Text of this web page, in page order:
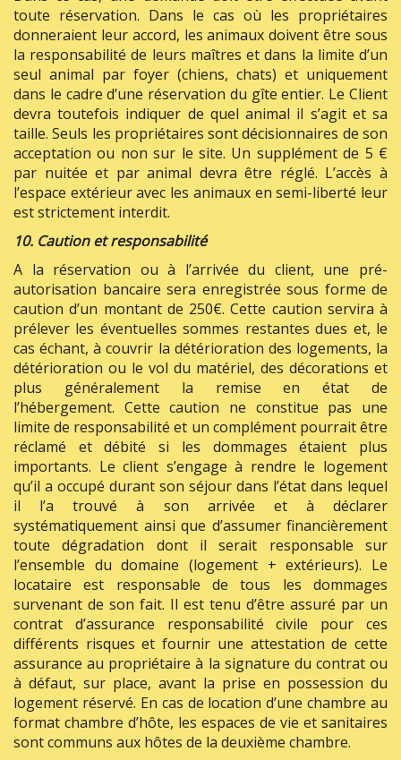
toute réservation. Dans le cas où les propriétaires
donneraient leur accord, les animaux doivent être sous
la responsabilité de leurs maîtres et dans la limite d’un
seul animal par foyer (chiens, chats) et uniquement
dans le cadre d’une réservation du gîte entier. Le Client
devra toutefois indiquer de quel animal il s’agit et sa
taille. Seuls les propriétaires sont décisionnaires de son
acceptation ou non sur le site. Un supplément de 5 €
par nuitée et par animal devra être réglé. L’accès à
l’espace extérieur avec les animaux en semi-liberté leur
est strictement interdit.
10. Caution et responsabilité
A la réservation ou à l’arrivée du client, une pré-
autorisation bancaire sera enregistrée sous forme de
caution d’un montant de 250€. Cette caution servira à
prélever les éventuelles sommes restantes dues et, le
cas échant, à couvrir la détérioration des logements, la
détérioration ou le vol du matériel, des décorations et
plus généralement la remise en état de
l’hébergement. Cette caution ne constitue pas une
limite de responsabilité et un complément pourrait être
réclamé et débité si les dommages étaient plus
importants. Le client s’engage à rendre le logement
qu’il a occupé durant son séjour dans l’état dans lequel
il l’a trouvé à son arrivée et à déclarer
systématiquement ainsi que d’assumer financièrement
toute dégradation dont il serait responsable sur
l’ensemble du domaine (logement + extérieurs). Le
locataire est responsable de tous les dommages
survenant de son fait. Il est tenu d’être assuré par un
contrat d’assurance responsabilité civile pour ces
différents risques et fournir une attestation de cette
assurance au propriétaire à la signature du contrat ou
à défaut, sur place, avant la prise en possession du
logement réservé. En cas de location d’une chambre au
format chambre d’hôte, les espaces de vie et sanitaires
sont communs aux hôtes de la deuxième chambre.